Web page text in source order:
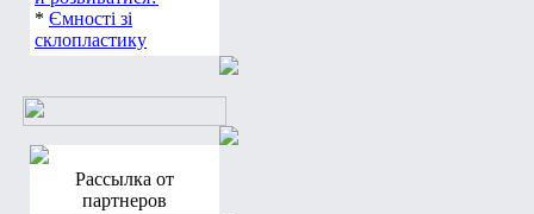
* Ємності зі
склопластику
Рассылка от
партнеров